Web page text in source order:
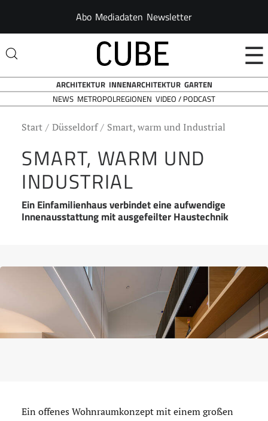
Abo Mediadaten Newsletter
☰
ARCHITEKTUR INNENARCHITEKTUR GARTEN
NEWS METROPOLREGIONEN VIDEO / PODCAST
Start Düsseldorf Smart, warm und Industrial
SMART, WARM UND
INDUSTRIAL
Ein Einfamilienhaus verbindet eine aufwendige
Innenausstattung mit ausgefeilter Haustechnik
Ein offenes Wohnraumkonzept mit einem großen